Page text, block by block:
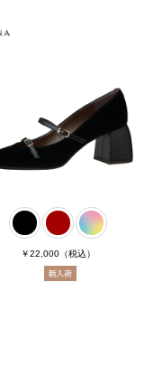
￥22,000（税込）